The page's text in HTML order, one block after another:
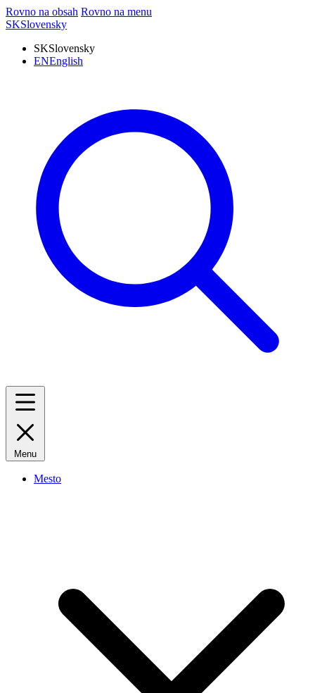
Rovno na obsah Rovno na menu
SKSlovensky
SKSlovensky
ENEnglish
Menu
Mesto